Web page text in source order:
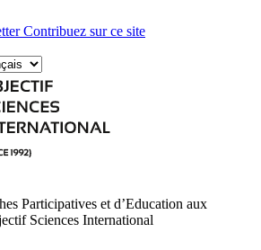
Contribuez sur ce site
Participatives et d’Education aux
Sciences International